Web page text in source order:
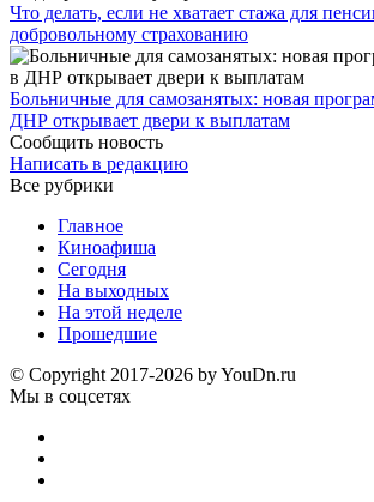
Что делать, если не хватает стажа для
добровольному страхованию
Больничные для самозанятых: новая
ДНР открывает двери к выплатам
Сообщить новость
Написать в редакцию
Все рубрики
Главное
Киноафиша
Сегодня
На выходных
На этой неделе
Прошедшие
© Copyright 2017-2026 by YouDn.ru
Мы в соцсетях